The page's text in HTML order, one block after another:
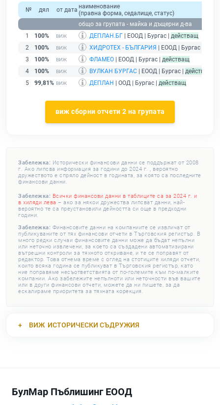
№ дял от дата наименование
(правна форма, седалище, статус)
общо за групата - майка и дъщерни д-ва
1
100% ДЕПЛАН.БГ | ЕООД | Бургас | действащ
2
100% ХИДРОТЕХ - БЪЛГАРИЯ | ЕООД | Бургас |
3
100% ФЛАМЕО | ЕООД | Бургас | действащ
4
100% ВУЛКАН БУРГАС | ЕООД | Бургас | действащ
5
99,81% ДЕПЛАН | ООД | Бургас | действащ
виж сборни отчети 2 на групата
Забележка: Исторически финансови данни се поддържат от 2008
г. Ако липсва информация за години до 2024 г. , вероятно
дружеството е спряло дейност в годината, за която са последните
финансови данни.
Забележка: Всички финансови данни в таблиците са за 2024 г. и
в хиляди лева – ако за някои дружества липсват данни, най-
вероятно те са преустановили дейността си още в предходни
години.
Забележка: Финансовите данни на компаниите се извличат от
публикуваните от тях финансови отчети в Търговския регистър. В
много редки случаи финансовите данни може да бъдат непълни
или неточно извлечени, за което са създадени автоматизирани
вътрешни контроли за тяхното откриване, и те се поправят от
редактор. Това отнема време с оглед на стотиците хиляди отчети,
които всяка година се публикуват в Търговския регистър, като
ние поправяме несъответствията от по-големите към по-малките
компании. Ако забележите непълноти или неточности във вашите
или в други финансови отчети, можете да ни пишете, за да
ескалираме приоритета за тяхната корекция.
ВИЖ ИСТОРИЧЕСКИ СЪДРУЖИЯ
БулМар Пъблишинг ЕООД